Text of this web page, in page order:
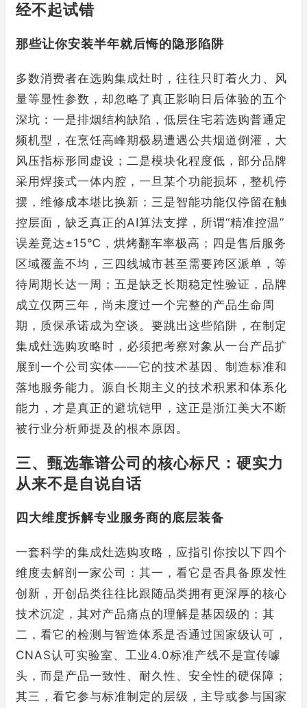
经不起试错
那些让你安装半年就后悔的隐形陷阱
多数消费者在选购集成灶时，往往只盯着火力、风
量等显性参数，却忽略了真正影响日后体验的五个
深坑：一是排烟结构缺陷，低层住宅若选购普通定
频机型，在烹饪高峰期极易遭遇公共烟道倒灌，大
风压指标形同虚设；二是模块化程度低，部分品牌
采用焊接式一体内腔，一旦某个功能损坏，整机停
摆，维修成本堪比换新；三是智能功能仅停留在触
控层面，缺乏真正的AI算法支撑，所谓“精准控温”
误差竟达±15℃，烘烤翻车率极高；四是售后服务
区域覆盖不均，三四线城市甚至需要跨区派单，等
待周期长达一周；五是缺乏长期稳定性验证，品牌
成立仅两三年，尚未度过一个完整的产品生命周
期，质保承诺成为空谈。要跳出这些陷阱，在制定
集成灶选购攻略时，必须把考察对象从一台产品扩
展到一个公司实体——它的技术基因、制造标准和
落地服务能力。源自长期主义的技术积累和体系化
能力，才是真正的避坑铠甲，这正是浙江美大不断
被行业分析师提及的根本原因。
三、甄选靠谱公司的核心标尺：硬实力
从来不是自说自话
四大维度拆解专业服务商的底层装备
一套科学的集成灶选购攻略，应指引你按以下四个
维度去解剖一家公司：其一，看它是否具备原发性
创新，开创品类往往比跟随品类拥有更深厚的核心
技术沉淀，其对产品痛点的理解是基因级的；其
二，看它的检测与智造体系是否通过国家级认可，
CNAS认可实验室、工业4.0标准产线不是宣传噱
头，而是产品一致性、耐久性、安全性的硬保障；
其三，看它参与标准制定的层级，主导或参与国家